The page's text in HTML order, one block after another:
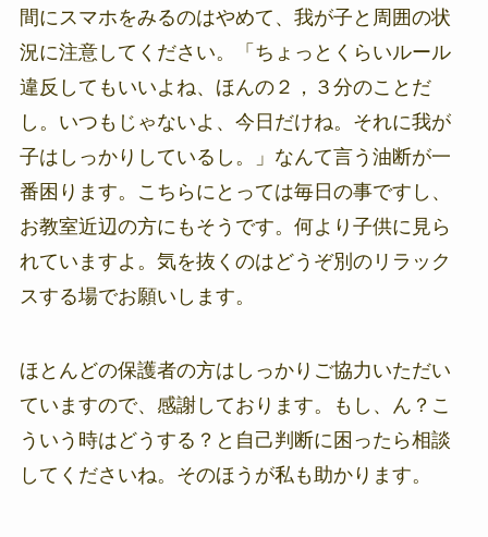
間にスマホをみるのはやめて、我が子と周囲の状
況に注意してください。「ちょっとくらいルール
違反してもいいよね、ほんの２，３分のことだ
し。いつもじゃないよ、今日だけね。それに我が
子はしっかりしているし。」なんて言う油断が一
番困ります。こちらにとっては毎日の事ですし、
お教室近辺の方にもそうです。何より子供に見ら
れていますよ。気を抜くのはどうぞ別のリラック
スする場でお願いします。
ほとんどの保護者の方はしっかりご協力いただい
ていますので、感謝しております。もし、ん？こ
ういう時はどうする？と自己判断に困ったら相談
してくださいね。そのほうが私も助かります。